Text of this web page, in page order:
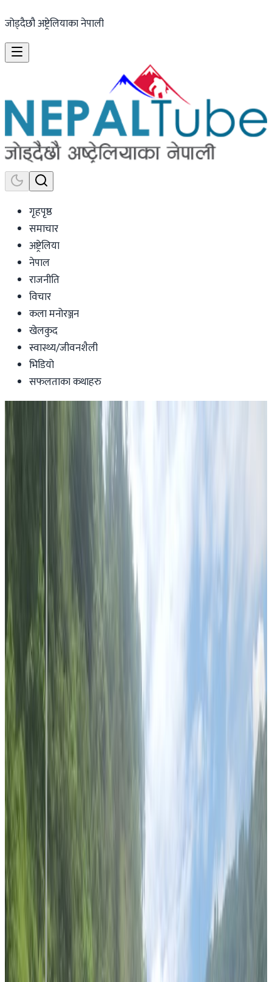
जोड्दैछौ अष्ट्रेलियाका नेपाली
गृहपृष्ठ
समाचार
अष्ट्रेलिया
नेपाल
राजनीति
विचार
कला मनोरञ्जन
खेलकुद
स्वास्थ्य/जीवनशैली
भिडियो
सफलताका कथाहरु
News
सिड्नीका नेपाली युवाले बेचे ‘टि सर्ट र टोपी’ ।
पैसा दुर्गमका बालबालिकालाई ।
Nepaltube Australia
Monday, 2019 November 11 / 4:40 pm